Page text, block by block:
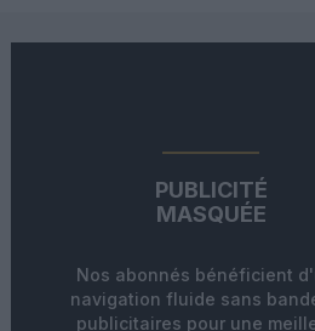
PUBLICITÉ
MASQUÉE
Nos abonnés bénéficient
navigation fluide sans
publicitaires pour une